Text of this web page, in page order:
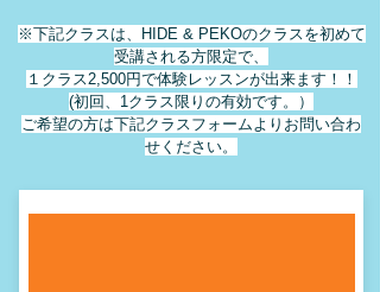
※下記クラスは、HIDE & PEKOのクラスを初めて
受講される方限定で、
１クラス2,500円で体験レッスンが出来ます！！
(初回、1クラス限りの有効です。）
​ご希望の方は下記クラスフォームよりお問い合わ
せください。